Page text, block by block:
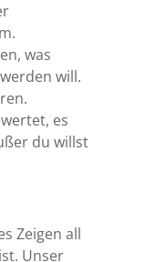
was
will.
es
du willst
Zeigen all
Unser